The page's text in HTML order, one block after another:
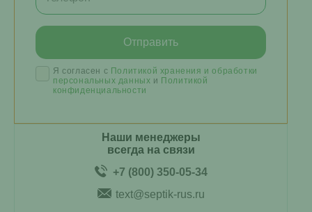
Наши менеджеры
всегда на связи
+7 (800) 350-05-34
text@septik-rus.ru
Я согласен с Политикой хранения и обработки
персональных данных и Политикой
конфиденциальности